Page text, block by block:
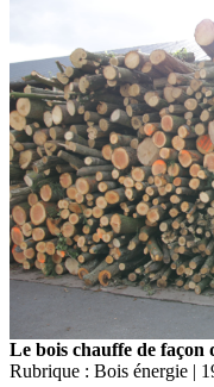
Le bois chauffe de façon
Rubrique : Bois énergie |